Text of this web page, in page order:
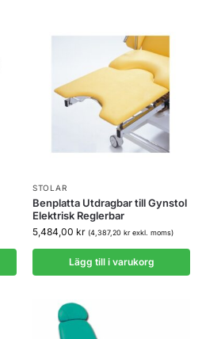
STOLAR
Benplatta Utdragbar till Gynstol
Elektrisk Reglerbar
5,484,00 kr (4,387,20 krexkl. moms)
Lägg till i varukorg